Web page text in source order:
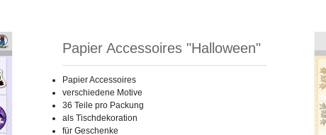
Papier Accessoires "Halloween"
Papier Accessoires
verschiedene Motive
36 Teile pro Packung
als Tischdekoration
für Geschenke